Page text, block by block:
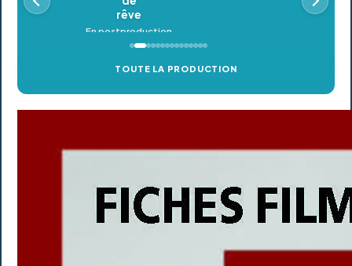
TOUTE LA PRODUCTION